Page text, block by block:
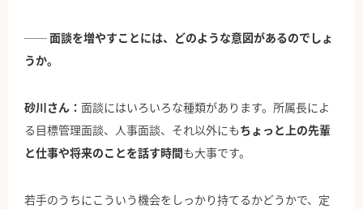
── 面談を増やすことには、どのような意図があるのでしょ
うか。
砂川さん： 面談にはいろいろな種類があります。所属長によ
る目標管理面談、人事面談、それ以外にもちょっと上の先輩
と仕事や将来のことを話す時間も大事です。
若手のうちにこういう機会をしっかり持てるかどうかで、定